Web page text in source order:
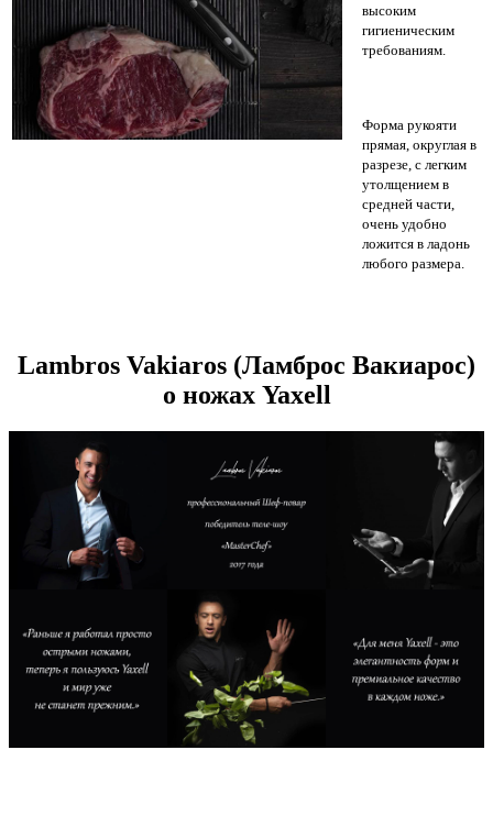
высоким
гигиеническим
требованиям.
Форма рукояти
прямая, округлая в
разрезе, с легким
утолщением в
средней части,
очень удобно
ложится в ладонь
любого размера.
Lambros Vakiaros (Ламброс Вакиарос)
о ножах Yaxell